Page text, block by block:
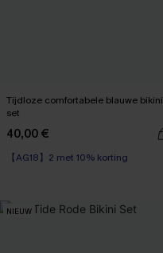
Tijdloze comfortabele blauwe bikini
set
40,00 €
【AG18】2 met 10% korting
NIEUW